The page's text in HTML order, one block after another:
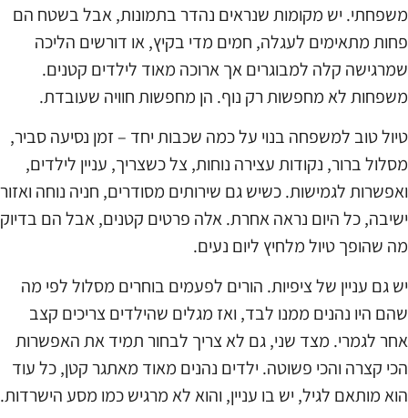
משפחתי. יש מקומות שנראים נהדר בתמונות, אבל בשטח הם
פחות מתאימים לעגלה, חמים מדי בקיץ, או דורשים הליכה
שמרגישה קלה למבוגרים אך ארוכה מאוד לילדים קטנים.
משפחות לא מחפשות רק נוף. הן מחפשות חוויה שעובדת.
טיול טוב למשפחה בנוי על כמה שכבות יחד – זמן נסיעה סביר,
מסלול ברור, נקודות עצירה נוחות, צל כשצריך, עניין לילדים,
ואפשרות לגמישות. כשיש גם שירותים מסודרים, חניה נוחה ואזור
ישיבה, כל היום נראה אחרת. אלה פרטים קטנים, אבל הם בדיוק
מה שהופך טיול מלחיץ ליום נעים.
יש גם עניין של ציפיות. הורים לפעמים בוחרים מסלול לפי מה
שהם היו נהנים ממנו לבד, ואז מגלים שהילדים צריכים קצב
אחר לגמרי. מצד שני, גם לא צריך לבחור תמיד את האפשרות
הכי קצרה והכי פשוטה. ילדים נהנים מאוד מאתגר קטן, כל עוד
הוא מותאם לגיל, יש בו עניין, והוא לא מרגיש כמו מסע הישרדות.